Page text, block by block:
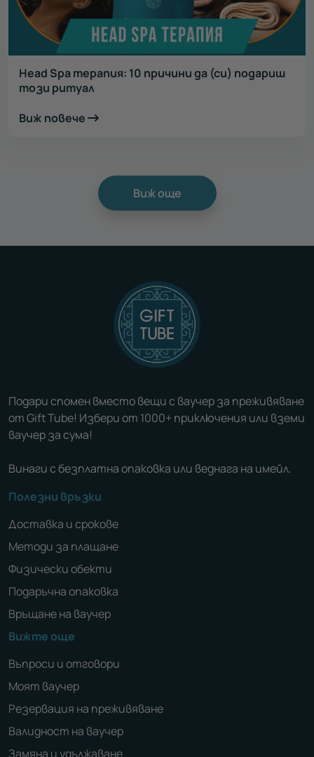
Head Spa терапия: 10 причини да (си) подариш
този ритуал
Виж повече
Виж още
Подари спомен вместо вещи с ваучер за преживяване
от Gift Tube! Избери от 1000+ приключения или вземи
ваучер за сума!
Винаги с безплатна опаковка или веднага на имейл.
Полезни връзки
Доставка и срокове
Методи за плащане
Физически обекти
Подаръчна опаковка
Връщане на ваучер
Вижте още
Въпроси и отговори
Моят ваучер
Резервация на преживяване
Валидност на ваучер
Замяна и удължаване